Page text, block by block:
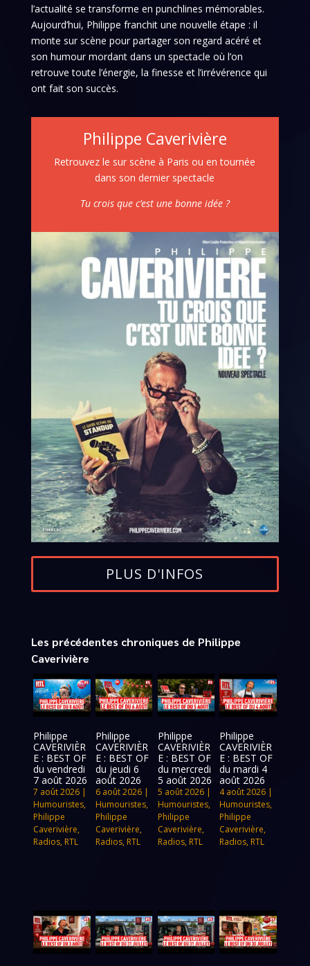
l’actualité se transforme en punchlines mémorables.
Aujourd’hui, Philippe franchit une nouvelle étape : il
monte sur scène pour partager son regard acéré et
son humour mordant dans un spectacle où l’on
retrouve toute l’énergie, la finesse et l’irrévérence qui
ont fait son succès.
Philippe Caverivière
Retrouvez le sur scène à Paris ou en tournée
dans son dernier spectacle
Tu crois que c’est une bonne idée ?
PLUS D'INFOS
Les précédentes chroniques de Philippe
Caverivière
Philippe
CAVERIVIÈR
E : BEST OF
du vendredi
7 août 2026
7 août 2026 |
Humouristes,
Philippe
Caverivière,
Radios, RTL
Philippe
CAVERIVIÈR
E : BEST OF
du jeudi 6
août 2026
6 août 2026|
Humouristes,
Philippe
Caverivière,
Radios, RTL
Philippe
CAVERIVIÈR
E : BEST OF
du mercredi
5 août 2026
5 août 2026|
Humouristes,
Philippe
Caverivière,
Radios, RTL
Philippe
CAVERIVIÈR
E : BEST OF
du mardi 4
août 2026
4 août 2026 |
Humouristes,
Philippe
Caverivière,
Radios, RTL